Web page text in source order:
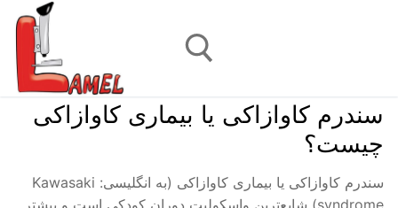
جستجو برای:
سندرم کاوازاکی یا بیماری کاوازاکی
چیست؟
سندرم کاوازاکی یا بیماری کاوازاکی (به انگلیسی: Kawasaki
syndrome) شایع‌ترین واسکولیت دوران کودکی است و بیشتر